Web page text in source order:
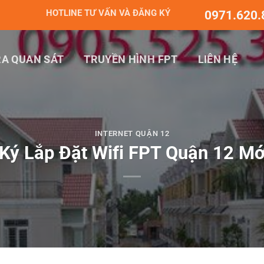
HOTLINE TƯ VẤN VÀ ĐĂNG KÝ
QUAN SÁT TRUYỀN HÌNH FPT LIÊN HỆ
INTERNET QUẬN 12
Lắp Đặt Wifi FPT Quận 12